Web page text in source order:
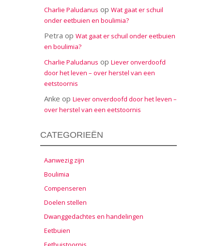
Charlie Paludanus op Wat gaat er schuil
onder eetbuien en boulimia?
Petra op Wat gaat er schuil onder eetbuien
en boulimia?
Charlie Paludanus op Liever onverdoofd
door het leven – over herstel van een
eetstoornis
Anke op Liever onverdoofd door het leven –
over herstel van een eetstoornis
CATEGORIEËN
Aanwezig zijn
Boulimia
Compenseren
Doelen stellen
Dwanggedachtes en handelingen
Eetbuien